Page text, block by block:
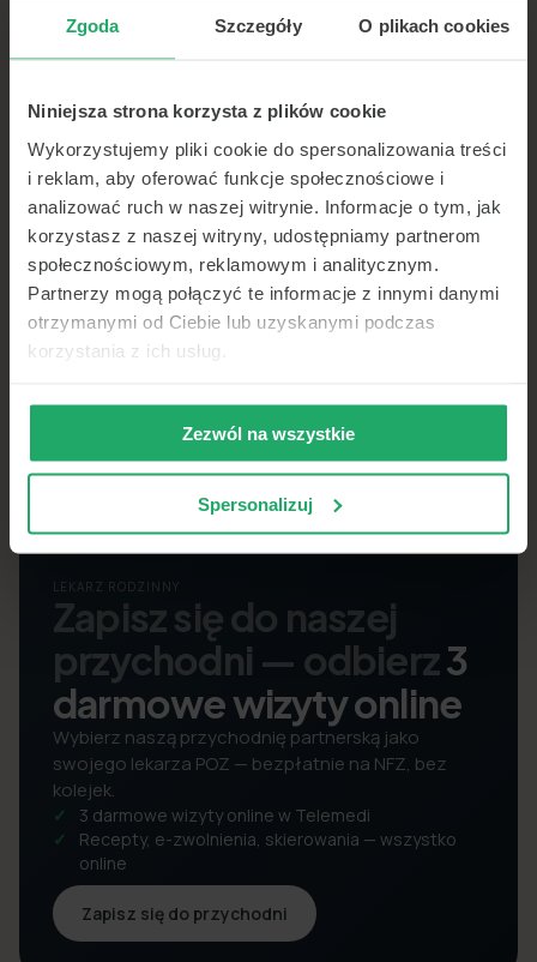
Zgoda Szczegóły O plikach cookies
Niniejsza strona korzysta z plików cookie
Wykorzystujemy pliki cookie do spersonalizowania treści
i reklam, aby oferować funkcje społecznościowe i
analizować ruch w naszej witrynie. Informacje o tym, jak
korzystasz z naszej witryny, udostępniamy partnerom
społecznościowym, reklamowym i analitycznym.
Partnerzy mogą połączyć te informacje z innymi danymi
otrzymanymi od Ciebie lub uzyskanymi podczas
korzystania z ich usług.
Zezwól na wszystkie
Spersonalizuj
Lekarz pierwszego kontaktu w 15
minut — wideo, telefon lub czat.
Nowa recepta lub
leków bez wizyty osobiście.
LEKARZ RODZINNY
Zapisz się do naszej
przychodni — odbierz3
darmowe wizyty online
Wybierz naszą przychodnię partnerską jako
swojego lekarza POZ — bezpłatnie na NFZ, bez
kolejek.
3 darmowe wizyty online w Telemedi
Recepty, e-zwolnienia, skierowania — wszystko
online
Zapisz się do przychodni